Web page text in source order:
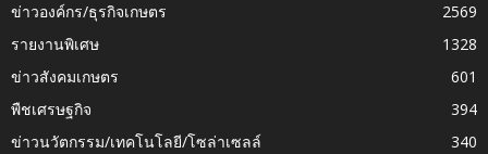
ข่าวองค์กร/ธุรกิจเกษตร
2569
รายงานพิเศษ
1328
ข่าวสังคมเกษตร
601
พืชเศรษฐกิจ
394
ข่าวนวัตกรรม/เทคโนโลยี/โซล่าเซลล์
340